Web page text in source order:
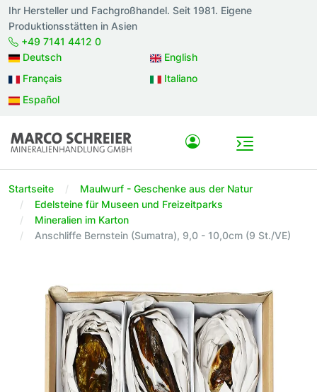
Ihr Hersteller und Fachgroßhandel. Seit 1981. Eigene
Produktionsstätten in Asien
+49 7141 4412 0
Deutsch
English
Français
Italiano
Español
Startseite
Maulwurf - Geschenke aus der Natur
Edelsteine für Museen und Freizeitparks
Mineralien im Karton
Anschliffe Bernstein (Sumatra), 9,0 - 10,0cm (9 St./VE)